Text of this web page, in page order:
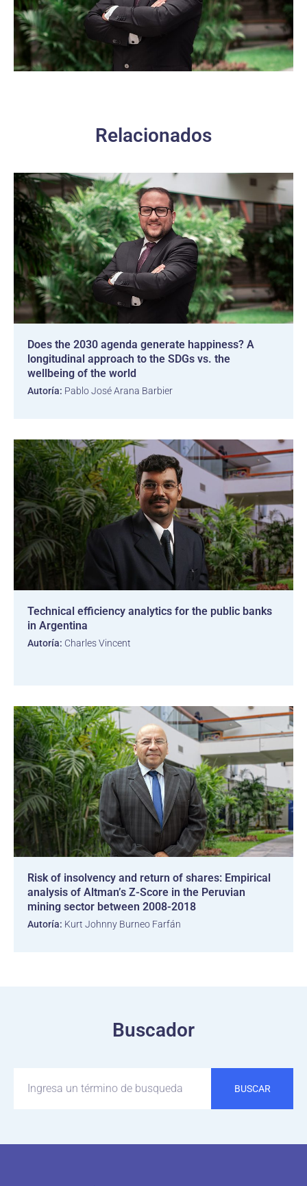
Relacionados
Does the 2030 agenda generate happiness? A
longitudinal approach to the SDGs vs. the
wellbeing of the world
Autoría: Pablo José Arana Barbier
Technical efficiency analytics for the public banks
in Argentina
Autoría: Charles Vincent
Risk of insolvency and return of shares: Empirical
analysis of Altman’s Z-Score in the Peruvian
mining sector between 2008-2018
Autoría: Kurt Johnny Burneo Farfán
Buscador
BUSCAR